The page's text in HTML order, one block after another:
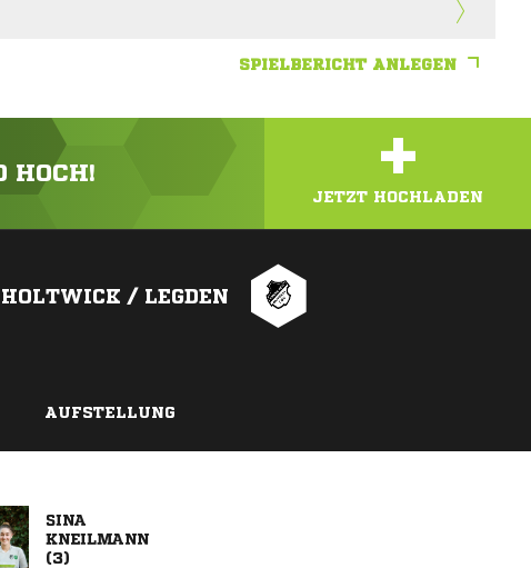
SPIELBERICHT ANLEGEN
HOCH! +
JETZT HOCHLADEN
HOLTWICK / LEGDEN
AUFSTELLUNG


